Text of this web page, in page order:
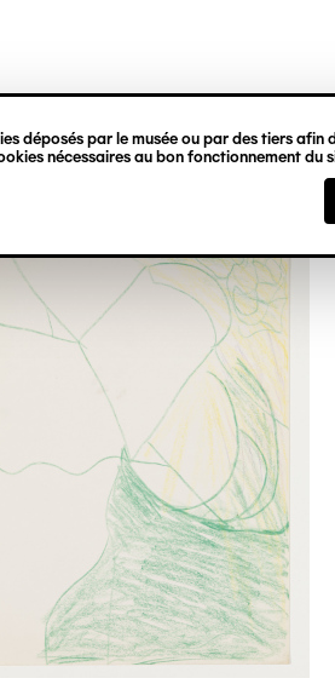
déposés par le musée ou par des tiers
nécessaires au bon fonctionnement